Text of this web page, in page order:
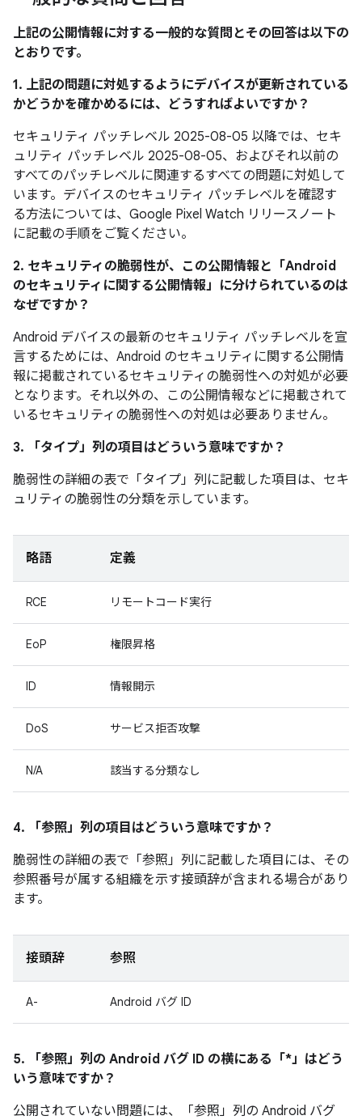
上記の公開情報に対する一般的な質問とその回答は以下の
とおりです。
1. 上記の問題に対処するようにデバイスが更新されている
かどうかを確かめるには、どうすればよいですか？
セキュリティ パッチレベル 2025-08-05 以降では、セキ
ュリティ パッチレベル 2025-08-05、およびそれ以前の
すべてのパッチレベルに関連するすべての問題に対処して
います。デバイスのセキュリティ パッチレベルを確認す
る方法については、Google Pixel Watch リリースノート
に記載の手順をご覧ください。
2. セキュリティの脆弱性が、この公開情報と「Android
のセキュリティに関する公開情報」に分けられているのは
なぜですか？
Android デバイスの最新のセキュリティ パッチレベルを宣
言するためには、Android のセキュリティに関する公開情
報に掲載されているセキュリティの脆弱性への対処が必要
となります。それ以外の、この公開情報などに掲載されて
いるセキュリティの脆弱性への対処は必要ありません。
3. 「タイプ」 列の項目はどういう意味ですか？
脆弱性の詳細の表で「タイプ」 列に記載した項目は、セキ
ュリティの脆弱性の分類を示しています。
略語 定義
RCE リモートコード実行
EoP 権限昇格
ID 情報開示
DoS サービス拒否攻撃
N/A 該当する分類なし
4. 「参照」 列の項目はどういう意味ですか？
脆弱性の詳細の表で「参照」 列に記載した項目には、その
参照番号が属する組織を示す接頭辞が含まれる場合があり
ます。
接頭辞 参照
A- Android バグ ID
5. 「参照」 列の Android バグ ID の横にある「*」はどう
いう意味ですか？
公開されていない問題には、「参照」列の Android バグ